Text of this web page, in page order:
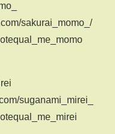
sakurai_momo_/
suganami_mirei_